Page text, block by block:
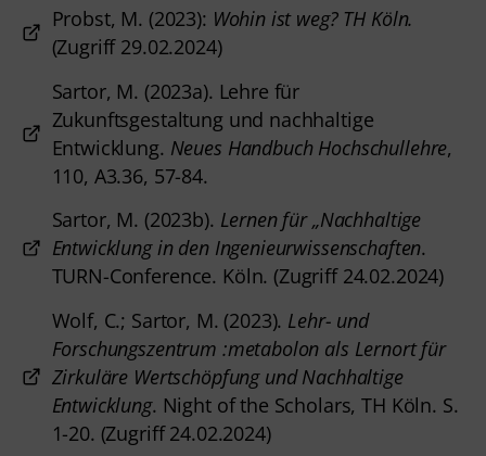
Probst, M. (2023): Wohin ist weg? TH Köln.
(Zugriff 29.02.2024)
Sartor, M. (2023a). Lehre für
Zukunftsgestaltung und nachhaltige
Entwicklung. Neues Handbuch Hochschullehre,
110, A3.36, 57-84.
Sartor, M. (2023b). Lernen für „Nachhaltige
Entwicklung in den Ingenieurwissenschaften.
TURN-Conference. Köln. (Zugriff 24.02.2024)
Wolf, C.; Sartor, M. (2023). Lehr- und
Forschungszentrum :metabolon als Lernort für
Zirkuläre Wertschöpfung und Nachhaltige
Entwicklung. Night of the Scholars, TH Köln. S.
1-20. (Zugriff 24.02.2024)